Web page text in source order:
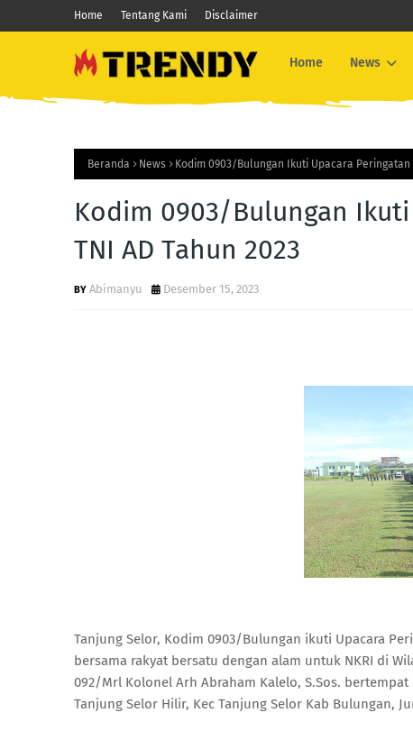
Home Tentang Kami Disclaimer
Home News
Beranda News Kodim 0903/Bulungan Ikuti Upacara Peringatan
Kodim 0903/Bulungan
TNI AD Tahun 2023
Abimanyu Desember 15, 2023
Tanjung Selor, Kodim 0903/Bulungan ikuti Upacara
bersama rakyat bersatu dengan alam untuk NKRI di
092/Mrl Kolonel Arh Abraham Kalelo, S.Sos.
Tanjung Selor Hilir, Kec Tanjung Selor Kab Bulungan,